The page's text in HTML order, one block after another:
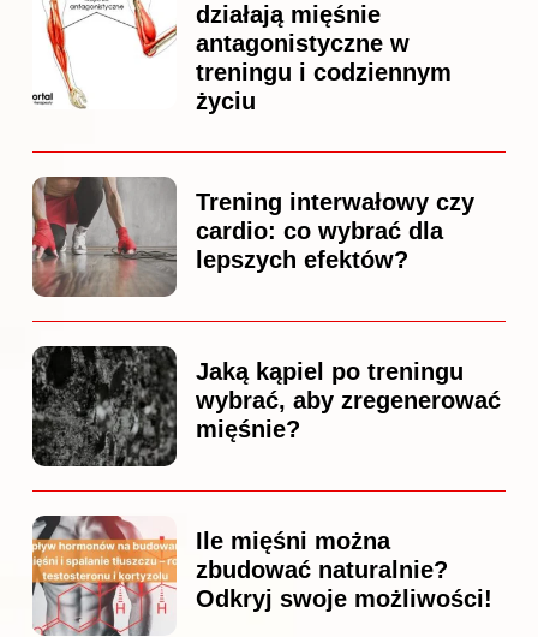
działają mięśnie
antagonistyczne w
treningu i codziennym
życiu
Trening interwałowy czy
cardio: co wybrać dla
lepszych efektów?
Jaką kąpiel po treningu
wybrać, aby zregenerować
mięśnie?
Ile mięśni można
zbudować naturalnie?
Odkryj swoje możliwości!